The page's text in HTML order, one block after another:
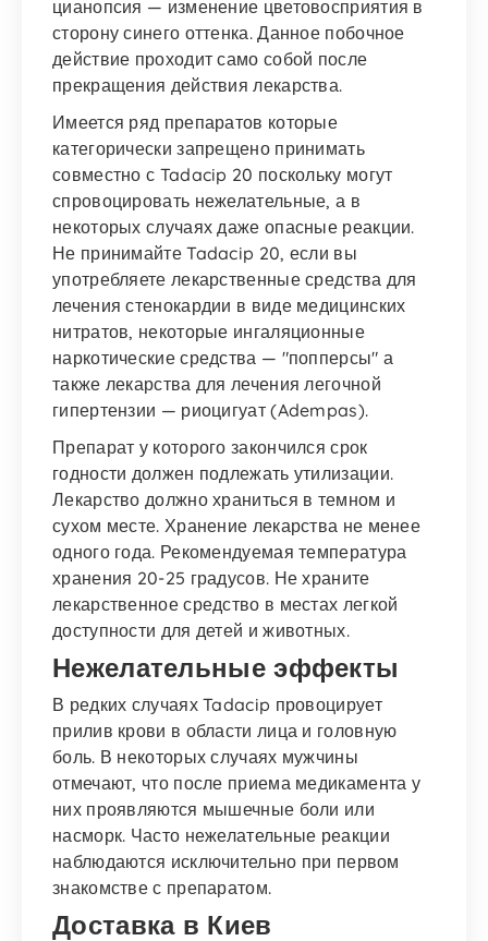
цианопсия — изменение цветовосприятия в
сторону синего оттенка. Данное побочное
действие проходит само собой после
прекращения действия лекарства.
Имеется ряд препаратов которые
категорически запрещено принимать
совместно с Tadacip 20 поскольку могут
спровоцировать нежелательные, а в
некоторых случаях даже опасные реакции.
Не принимайте Tadacip 20, если вы
употребляете лекарственные средства для
лечения стенокардии в виде медицинских
нитратов, некоторые ингаляционные
наркотические средства — "попперсы" а
также лекарства для лечения легочной
гипертензии — риоцигуат (Adempas).
Препарат у которого закончился срок
годности должен подлежать утилизации.
Лекарство должно храниться в темном и
сухом месте. Хранение лекарства не менее
одного года. Рекомендуемая температура
хранения 20-25 градусов. Не храните
лекарственное средство в местах легкой
доступности для детей и животных.
Нежелательные эффекты
В редких случаях Tadacip провоцирует
прилив крови в области лица и головную
боль. В некоторых случаях мужчины
отмечают, что после приема медикамента у
них проявляются мышечные боли или
насморк. Часто нежелательные реакции
наблюдаются исключительно при первом
знакомстве с препаратом.
Доставка в Киев